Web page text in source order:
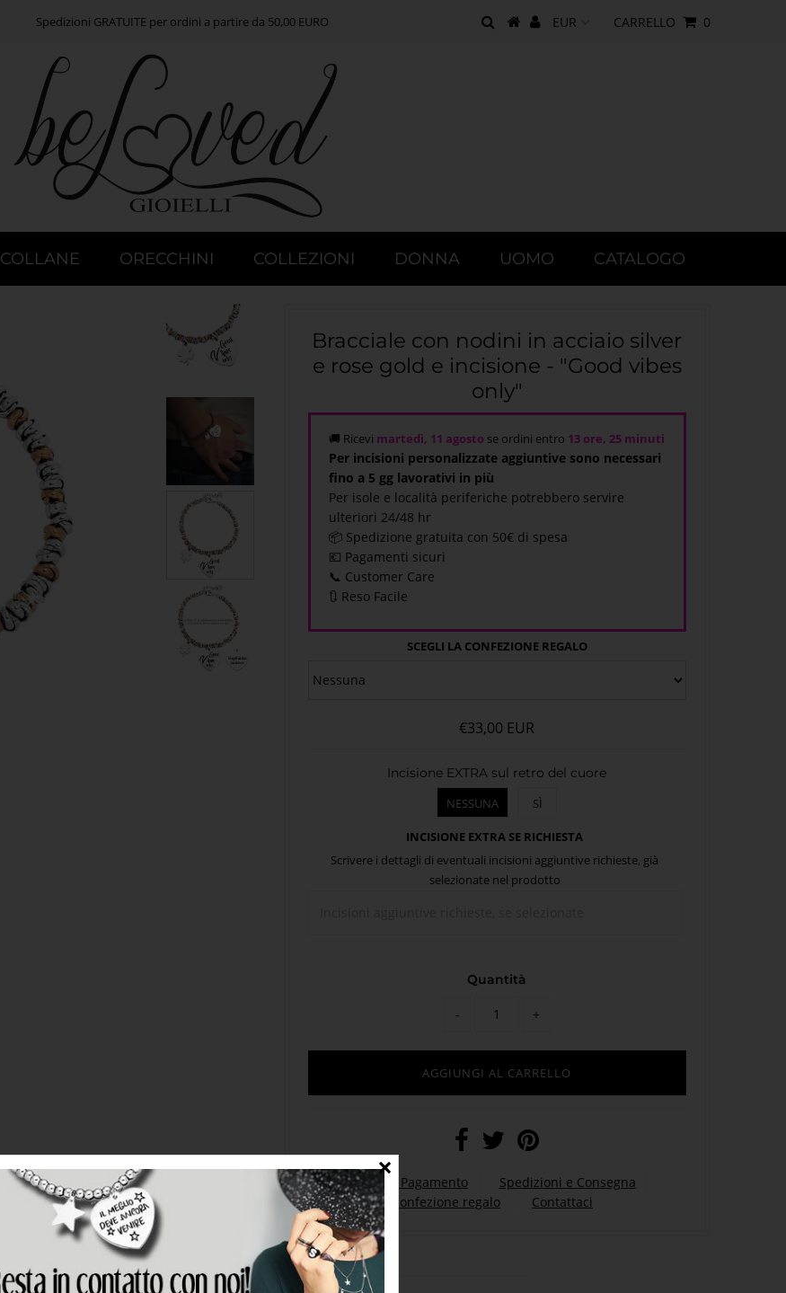
Spedizioni GRATUITE per ordini a partire da 50,00 EURO CARRELLO 0
COLLANE ORECCHINI COLLEZIONI DONNA UOMO CATALOGO
Bracciale con nodini in acciaio silver
e rose gold e incisione - "Good vibes
only"
🚚 Ricevi martedì, 11 agosto se ordini entro 13 ore, 25 minuti
Per incisioni personalizzate aggiuntive sono necessari
fino a 5 gg lavorativi in più
Per isole e località periferiche potrebbero servire
ulteriori 24/48 hr
📦 Spedizione gratuita con 50€ di spesa
💶 Pagamenti sicuri
📞 Customer Care
🔃 Reso Facile
SCEGLI LA CONFEZIONE REGALO
€33,00 EUR
Incisione EXTRA sul retro del cuore
NESSUNA
SÌ
INCISIONE EXTRA SE RICHIESTA
Scrivere i dettagli di eventuali incisioni aggiuntive richieste, già
selezionate nel prodotto
Quantità
- +
Metodi di Pagamento
Spedizioni e Consegna
Confezione regalo
Contattaci
Dettagli